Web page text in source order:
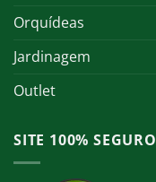
Orquídeas
Jardinagem
Outlet
SITE 100% SEGURO